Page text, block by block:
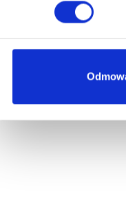
autoryzowanej